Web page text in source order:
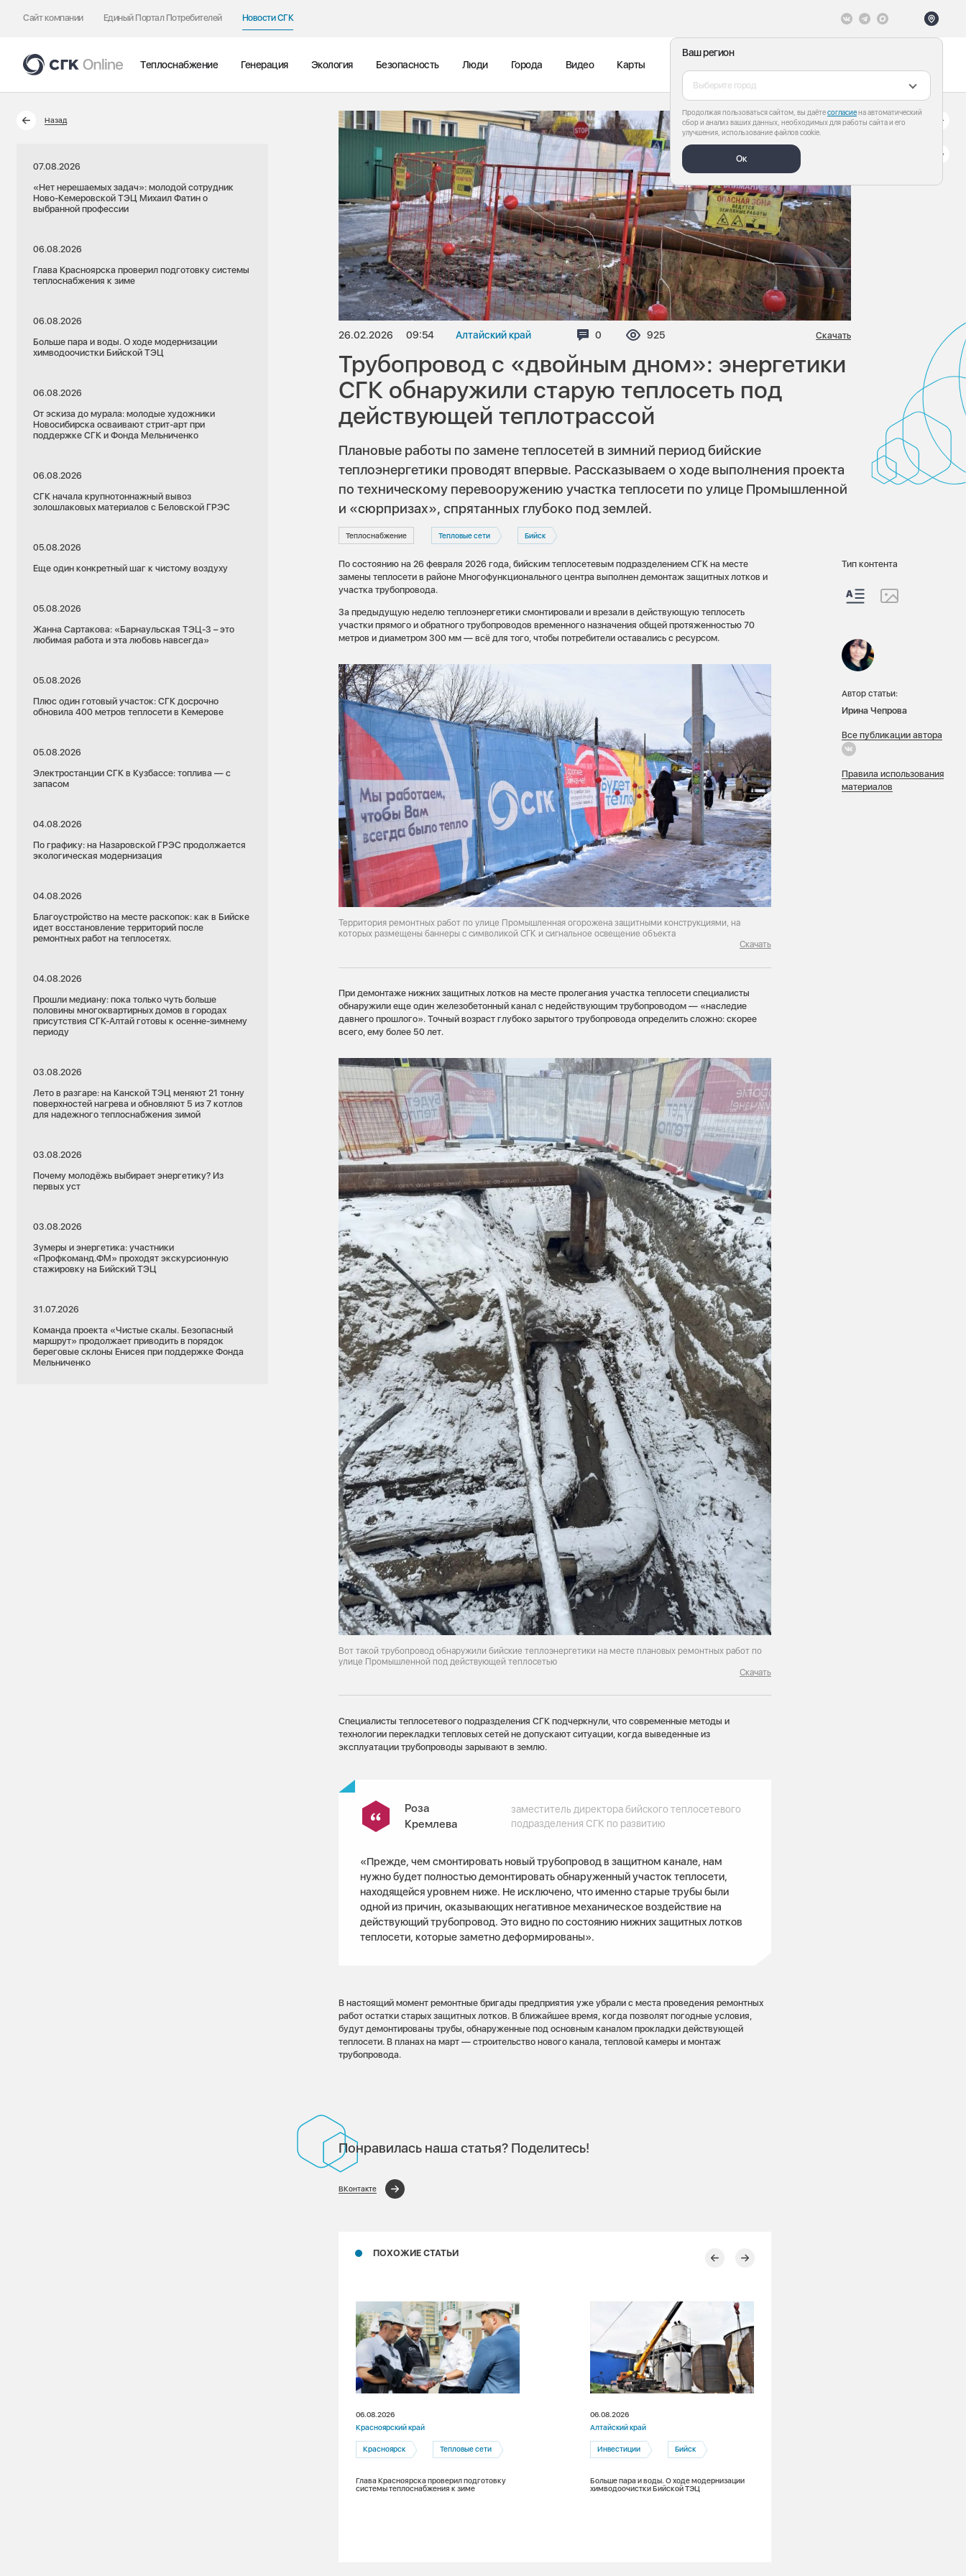
Сайт компании Единый Портал Потребителей Новости СГК
Ваш регион
Выберите город
Продолжая пользоваться сайтом, вы даётесогласиена автоматический
сбор и анализ ваших данных, необходимых для работы сайта и его
улучшения, использование файлов cookie.
Ок
Теплоснабжение Генерация Экология Безопасность Люди Города Видео Карты
Назад
07.08.2026
«Нет нерешаемых задач»: молодой сотрудник
Ново-Кемеровской ТЭЦ Михаил Фатин о
выбранной профессии
06.08.2026
Глава Красноярска проверил подготовку системы
теплоснабжения к зиме
06.08.2026
Больше пара и воды. О ходе модернизации
химводоочистки Бийской ТЭЦ
06.08.2026
От эскиза до мурала: молодые художники
Новосибирска осваивают стрит-арт при
поддержке СГК и Фонда Мельниченко
06.08.2026
СГК начала крупнотоннажный вывоз
золошлаковых материалов с Беловской ГРЭС
05.08.2026
Еще один конкретный шаг к чистому воздуху
05.08.2026
Жанна Сартакова: «Барнаульская ТЭЦ-3 – это
любимая работа и эта любовь навсегда»
05.08.2026
Плюс один готовый участок: СГК досрочно
обновила 400 метров теплосети в Кемерове
05.08.2026
Электростанции СГК в Кузбассе: топлива — с
запасом
04.08.2026
По графику: на Назаровской ГРЭС продолжается
экологическая модернизация
04.08.2026
Благоустройство на месте раскопок: как в Бийске
идет восстановление территорий после
ремонтных работ на теплосетях.
04.08.2026
Прошли медиану: пока только чуть больше
половины многоквартирных домов в городах
присутствия СГК-Алтай готовы к осенне-зимнему
периоду
03.08.2026
Лето в разгаре: на Канской ТЭЦ меняют 21 тонну
поверхностей нагрева и обновляют 5 из 7 котлов
для надежного теплоснабжения зимой
03.08.2026
Почему молодёжь выбирает энергетику? Из
первых уст
03.08.2026
Зумеры и энергетика: участники
«Профкоманд.ФМ» проходят экскурсионную
стажировку на Бийский ТЭЦ
31.07.2026
Команда проекта «Чистые скалы. Безопасный
маршрут» продолжает приводить в порядок
береговые склоны Енисея при поддержке Фонда
Мельниченко
26.02.2026 09:54 Алтайский край Комментариев:
0 Просмотров:
925 Скачать
Трубопровод с «двойным дном»: энергетики
СГК обнаружили старую теплосеть под
действующей теплотрассой
Плановые работы по замене теплосетей в зимний период бийские
теплоэнергетики проводят впервые. Рассказываем о ходе выполнения проекта
по техническому перевооружению участка теплосети по улице Промышленной
и «сюрпризах», спрятанных глубоко под землей.
Теплоснабжение Тепловые сети Бийск
По состоянию на 26 февраля 2026 года, бийским теплосетевым подразделением СГК на месте
замены теплосети в районе Многофункционального центра выполнен демонтаж защитных лотков и
участка трубопровода.
За предыдущую неделю теплоэнергетики смонтировали и врезали в действующую теплосеть
участки прямого и обратного трубопроводов временного назначения общей протяженностью 70
метров и диаметром 300 мм — всё для того, чтобы потребители оставались с ресурсом.
Территория ремонтных работ по улице Промышленная огорожена защитными конструкциями, на
которых размещены баннеры с символикой СГК и сигнальное освещение объекта
Скачать
При демонтаже нижних защитных лотков на месте пролегания участка теплосети специалисты
обнаружили еще один железобетонный канал с недействующим трубопроводом — «наследие
давнего прошлого». Точный возраст глубоко зарытого трубопровода определить сложно: скорее
всего, ему более 50 лет.
Вот такой трубопровод обнаружили бийские теплоэнергетики на месте плановых ремонтных работ по
улице Промышленной под действующей теплосетью
Скачать
Специалисты теплосетевого подразделения СГК подчеркнули, что современные методы и
технологии перекладки тепловых сетей не допускают ситуации, когда выведенные из
эксплуатации трубопроводы зарывают в землю.
Роза
Кремлева
заместитель директора бийского теплосетевого
подразделения СГК по развитию
«Прежде, чем смонтировать новый трубопровод в защитном канале, нам
нужно будет полностью демонтировать обнаруженный участок теплосети,
находящейся уровнем ниже. Не исключено, что именно старые трубы были
одной из причин, оказывающих негативное механическое воздействие на
действующий трубопровод. Это видно по состоянию нижних защитных лотков
теплосети, которые заметно деформированы».
В настоящий момент ремонтные бригады предприятия уже убрали с места проведения ремонтных
работ остатки старых защитных лотков. В ближайшее время, когда позволят погодные условия,
будут демонтированы трубы, обнаруженные под основным каналом прокладки действующей
теплосети. В планах на март — строительство нового канала, тепловой камеры и монтаж
трубопровода.
Понравилась наша статья? Поделитесь!
ВКонтакте
ПОХОЖИЕ СТАТЬИ
06.08.2026
Красноярский край
Красноярск Тепловые сети
Глава Красноярска проверил подготовку
системы теплоснабжения к зиме
06.08.2026
Алтайский край
Инвестиции Бийск
Больше пара и воды. О ходе модернизации
химводоочистки Бийской ТЭЦ
Тип контента
Автор статьи:
Ирина Чепрова
Все публикации автора
Правила использования
материалов